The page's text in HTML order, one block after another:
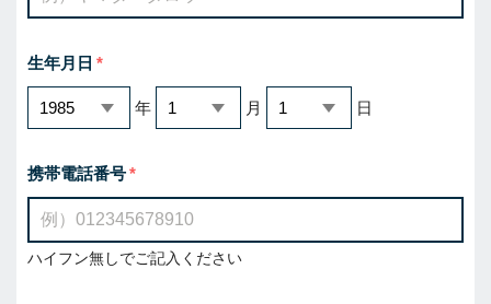
生年月日
年 月 日
携帯電話番号
ハイフン無しでご記入ください